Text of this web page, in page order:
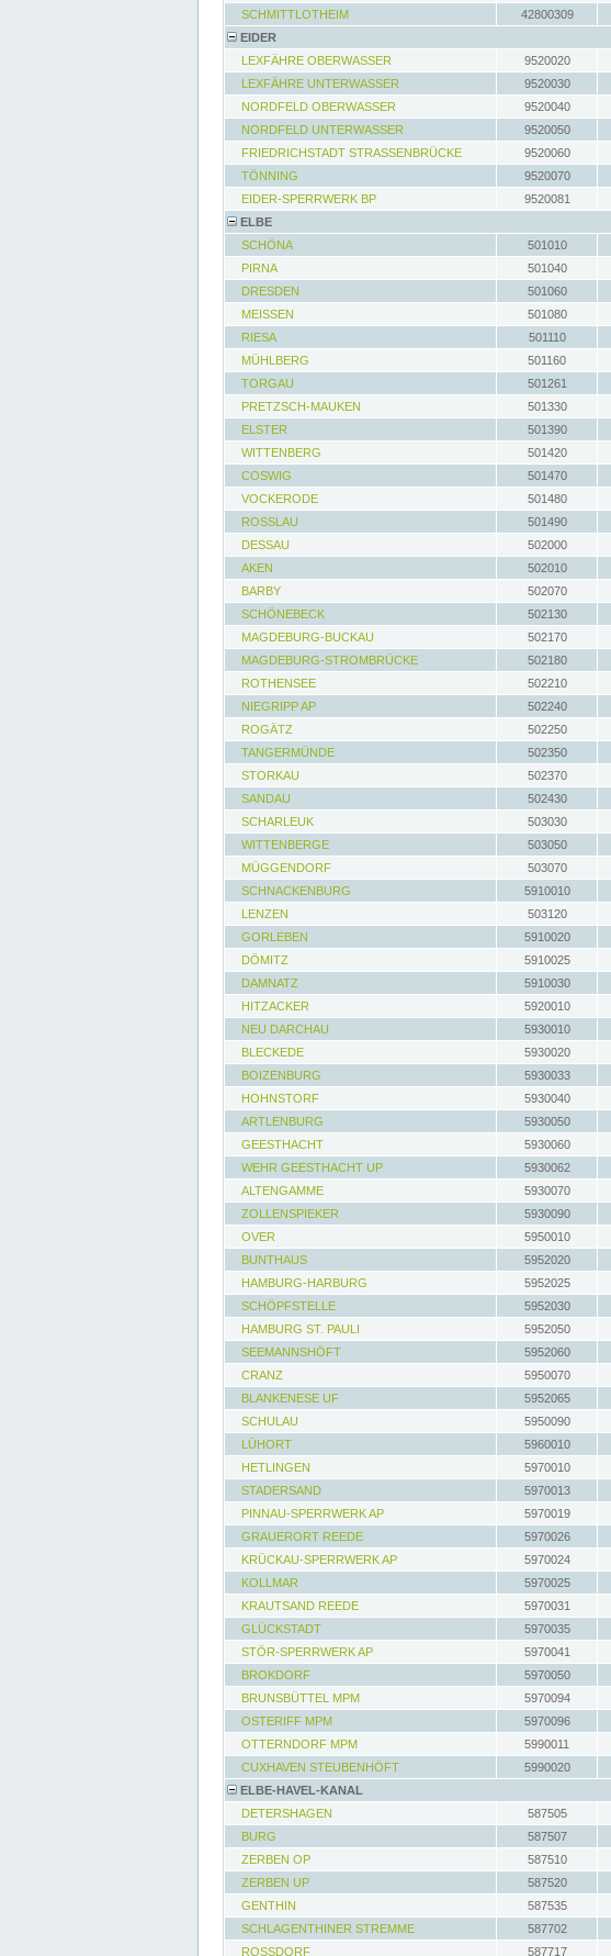
SCHMITTLOTHEIM
42800309
EIDER
LEXFÄHRE OBERWASSER
9520020
LEXFÄHRE UNTERWASSER
9520030
NORDFELD OBERWASSER
9520040
NORDFELD UNTERWASSER
9520050
FRIEDRICHSTADT STRASSENBRÜCKE
9520060
TÖNNING
9520070
EIDER-SPERRWERK BP
9520081
ELBE
SCHÖNA
501010
PIRNA
501040
DRESDEN
501060
MEISSEN
501080
RIESA
501110
MÜHLBERG
501160
TORGAU
501261
PRETZSCH-MAUKEN
501330
ELSTER
501390
WITTENBERG
501420
COSWIG
501470
VOCKERODE
501480
ROSSLAU
501490
DESSAU
502000
AKEN
502010
BARBY
502070
SCHÖNEBECK
502130
MAGDEBURG-BUCKAU
502170
MAGDEBURG-STROMBRÜCKE
502180
ROTHENSEE
502210
NIEGRIPP AP
502240
ROGÄTZ
502250
TANGERMÜNDE
502350
STORKAU
502370
SANDAU
502430
SCHARLEUK
503030
WITTENBERGE
503050
MÜGGENDORF
503070
SCHNACKENBURG
5910010
LENZEN
503120
GORLEBEN
5910020
DÖMITZ
5910025
DAMNATZ
5910030
HITZACKER
5920010
NEU DARCHAU
5930010
BLECKEDE
5930020
BOIZENBURG
5930033
HOHNSTORF
5930040
ARTLENBURG
5930050
GEESTHACHT
5930060
WEHR GEESTHACHT UP
5930062
ALTENGAMME
5930070
ZOLLENSPIEKER
5930090
OVER
5950010
BUNTHAUS
5952020
HAMBURG-HARBURG
5952025
SCHÖPFSTELLE
5952030
HAMBURG ST. PAULI
5952050
SEEMANNSHÖFT
5952060
CRANZ
5950070
BLANKENESE UF
5952065
SCHULAU
5950090
LÜHORT
5960010
HETLINGEN
5970010
STADERSAND
5970013
PINNAU-SPERRWERK AP
5970019
GRAUERORT REEDE
5970026
KRÜCKAU-SPERRWERK AP
5970024
KOLLMAR
5970025
KRAUTSAND REEDE
5970031
GLÜCKSTADT
5970035
STÖR-SPERRWERK AP
5970041
BROKDORF
5970050
BRUNSBÜTTEL MPM
5970094
OSTERIFF MPM
5970096
OTTERNDORF MPM
5990011
CUXHAVEN STEUBENHÖFT
5990020
ELBE-HAVEL-KANAL
DETERSHAGEN
587505
BURG
587507
ZERBEN OP
587510
ZERBEN UP
587520
GENTHIN
587535
SCHLAGENTHINER STREMME
587702
ROSSDORF
587717